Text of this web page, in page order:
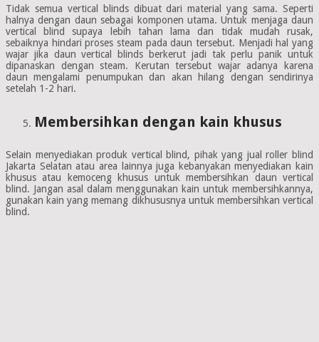
Tidak semua vertical blinds dibuat dari material yang sama. Seperti
halnya dengan daun sebagai komponen utama. Untuk menjaga daun
vertical blind supaya lebih tahan lama dan tidak mudah rusak,
sebaiknya hindari proses steam pada daun tersebut. Menjadi hal yang
wajar jika daun vertical blinds berkerut jadi tak perlu panik untuk
dipanaskan dengan steam. Kerutan tersebut wajar adanya karena
daun mengalami penumpukan dan akan hilang dengan sendirinya
setelah 1-2 hari.
Membersihkan dengan kain khusus
Selain menyediakan produk vertical blind, pihak yang jual roller blind
Jakarta Selatan atau area lainnya juga kebanyakan menyediakan kain
khusus atau kemoceng khusus untuk membersihkan daun vertical
blind. Jangan asal dalam menggunakan kain untuk membersihkannya,
gunakan kain yang memang dikhususnya untuk membersihkan vertical
blind.